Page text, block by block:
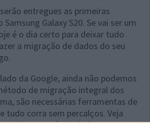
entregues as primeiras
Galaxy S20. Se vai ser um
é o dia certo para deixar tudo
a migração de dados do seu
da Google, ainda não podemos
de migração integral dos
são necessárias ferramentas de
tudo corra sem percalços. Veja